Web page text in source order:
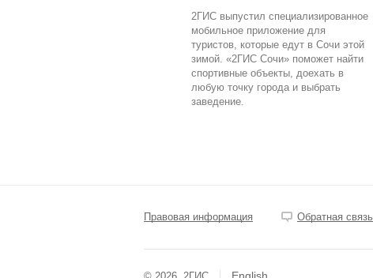
2ГИС выпустил специализированное
мобильное приложение для
туристов, которые едут в Сочи этой
зимой. «2ГИС Сочи» поможет найти
спортивные объекты, доехать в
любую точку города и выбрать
заведение.
Правовая информация Обратная связь